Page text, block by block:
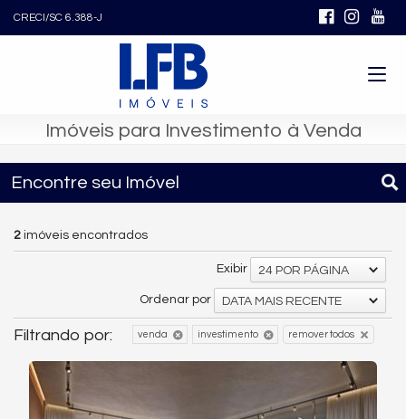
CRECI/SC 6.388-J
Imóveis para Investimento à Venda
Encontre seu Imóvel
2 imóveis encontrados
Exibir 24 POR PÁGINA
Ordenar por DATA MAIS RECENTE
Filtrando por: venda investimento remover todos